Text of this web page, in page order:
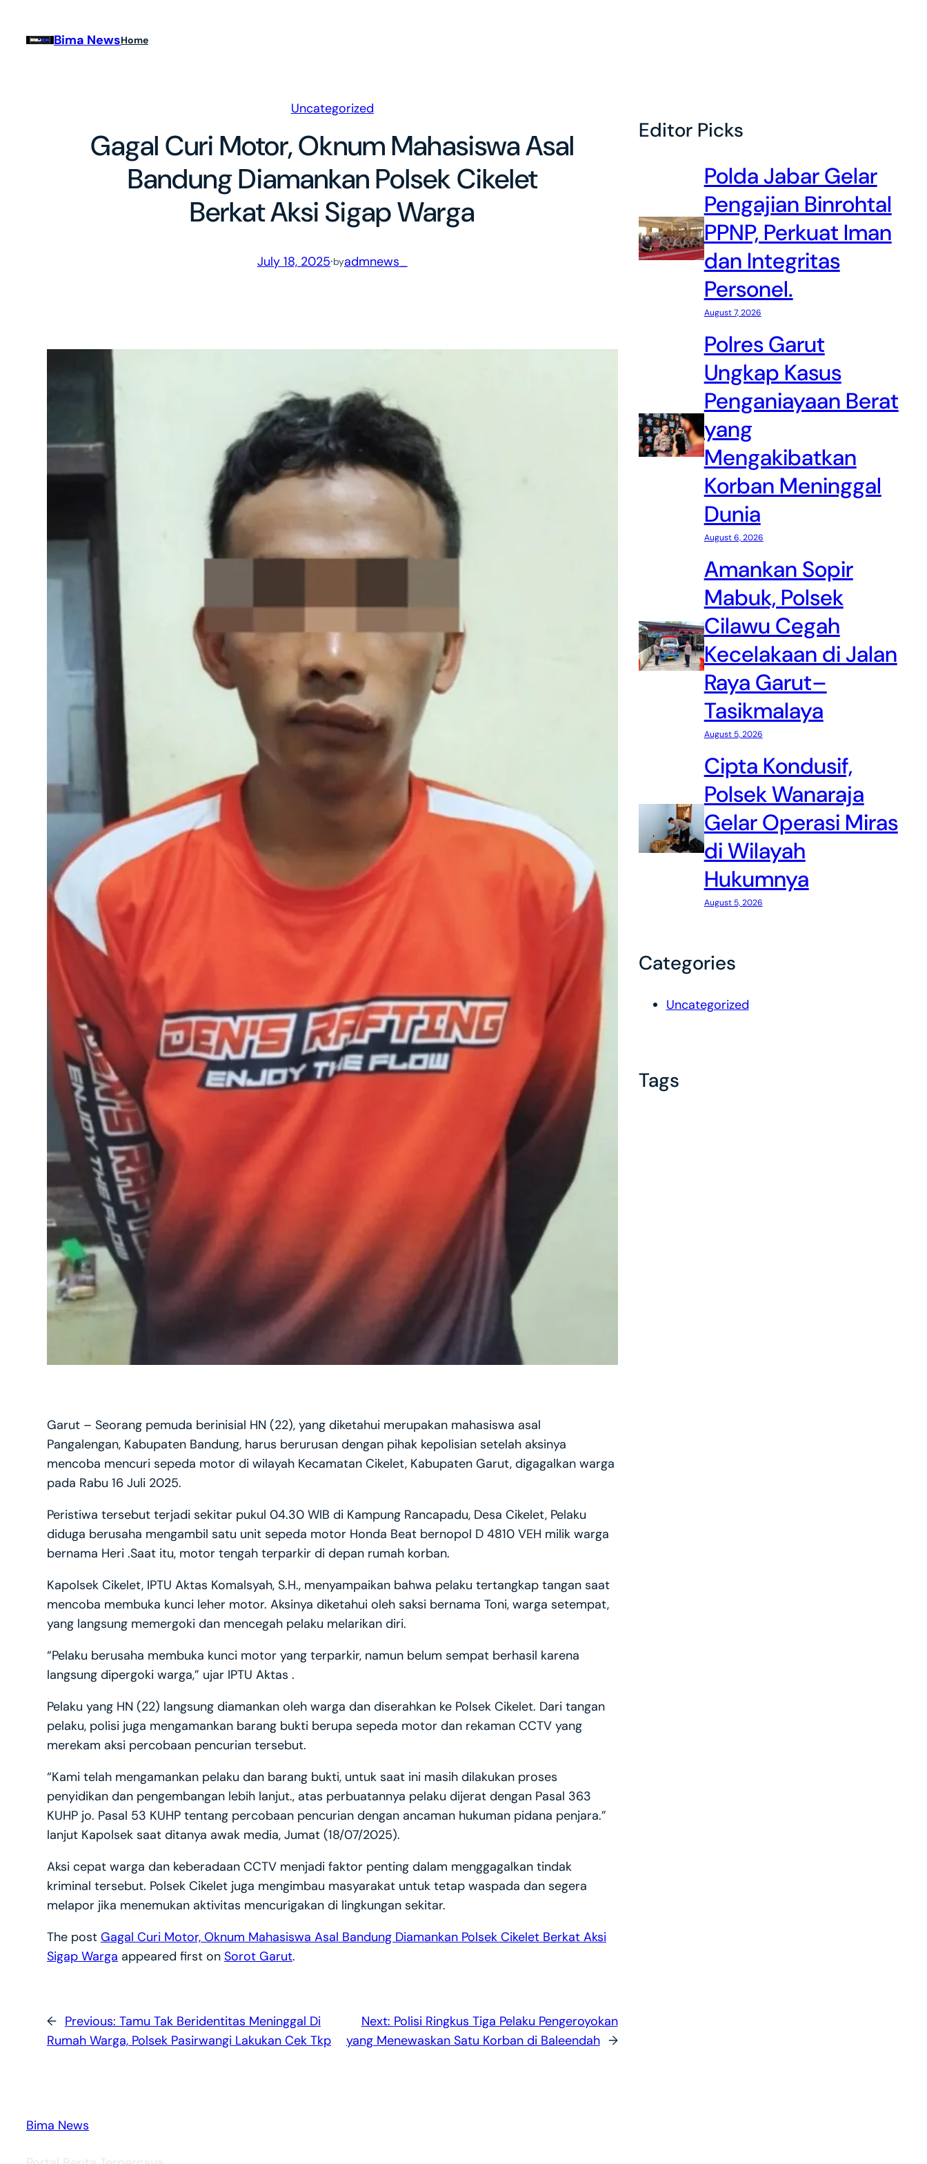
Bima NewsHome
Uncategorized
Gagal Curi Motor, Oknum Mahasiswa Asal
Bandung Diamankan Polsek Cikelet
Berkat Aksi Sigap Warga
July 18, 2025·byadmnews_
Garut – Seorang pemuda berinisial HN (22), yang diketahui merupakan mahasiswa asal
Pangalengan, Kabupaten Bandung, harus berurusan dengan pihak kepolisian setelah aksinya
mencoba mencuri sepeda motor di wilayah Kecamatan Cikelet, Kabupaten Garut, digagalkan warga
pada Rabu 16 Juli 2025.
Peristiwa tersebut terjadi sekitar pukul 04.30 WIB di Kampung Rancapadu, Desa Cikelet, Pelaku
diduga berusaha mengambil satu unit sepeda motor Honda Beat bernopol D 4810 VEH milik warga
bernama Heri .Saat itu, motor tengah terparkir di depan rumah korban.
Kapolsek Cikelet, IPTU Aktas Komalsyah, S.H., menyampaikan bahwa pelaku tertangkap tangan saat
mencoba membuka kunci leher motor. Aksinya diketahui oleh saksi bernama Toni, warga setempat,
yang langsung memergoki dan mencegah pelaku melarikan diri.
“Pelaku berusaha membuka kunci motor yang terparkir, namun belum sempat berhasil karena
langsung dipergoki warga,” ujar IPTU Aktas .
Pelaku yang HN (22) langsung diamankan oleh warga dan diserahkan ke Polsek Cikelet. Dari tangan
pelaku, polisi juga mengamankan barang bukti berupa sepeda motor dan rekaman CCTV yang
merekam aksi percobaan pencurian tersebut.
“Kami telah mengamankan pelaku dan barang bukti, untuk saat ini masih dilakukan proses
penyidikan dan pengembangan lebih lanjut., atas perbuatannya pelaku dijerat dengan Pasal 363
KUHP jo. Pasal 53 KUHP tentang percobaan pencurian dengan ancaman hukuman pidana penjara.”
lanjut Kapolsek saat ditanya awak media, Jumat (18/07/2025).
Aksi cepat warga dan keberadaan CCTV menjadi faktor penting dalam menggagalkan tindak
kriminal tersebut. Polsek Cikelet juga mengimbau masyarakat untuk tetap waspada dan segera
melapor jika menemukan aktivitas mencurigakan di lingkungan sekitar.
The post Gagal Curi Motor, Oknum Mahasiswa Asal Bandung Diamankan Polsek Cikelet Berkat Aksi
Sigap Warga appeared first on Sorot Garut.
← Previous: Tamu Tak Beridentitas Meninggal Di
Rumah Warga, Polsek Pasirwangi Lakukan Cek Tkp
Next: Polisi Ringkus Tiga Pelaku Pengeroyokan
yang Menewaskan Satu Korban di Baleendah →
Editor Picks
Polda Jabar Gelar
Pengajian Binrohtal
PPNP, Perkuat Iman
dan Integritas
Personel.
August 7, 2026
Polres Garut
Ungkap Kasus
Penganiayaan Berat
yang
Mengakibatkan
Korban Meninggal
Dunia
August 6, 2026
Amankan Sopir
Mabuk, Polsek
Cilawu Cegah
Kecelakaan di Jalan
Raya Garut–
Tasikmalaya
August 5, 2026
Cipta Kondusif,
Polsek Wanaraja
Gelar Operasi Miras
di Wilayah
Hukumnya
August 5, 2026
Categories
Uncategorized
Tags
Bima News